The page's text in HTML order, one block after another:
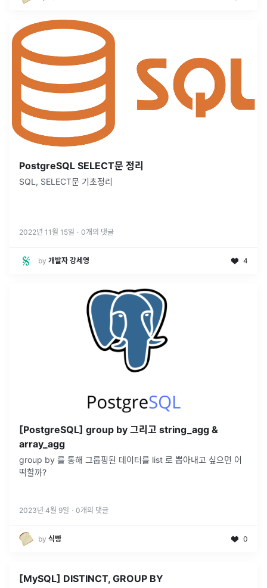
PostgreSQL SELECT문 정리
SQL, SELECT문 기초정리
2022년 11월 15일 · 0개의 댓글
by 개발자 강세영 4
[PostgreSQL] group by 그리고 string_agg &
array_agg
group by 를 통해 그룹핑된 데이터를 list 로 뽑아내고 싶으면 어
떡할까?
2023년 4월 9일 · 0개의 댓글
by 식빵 0
[MySQL] DISTINCT, GROUP BY